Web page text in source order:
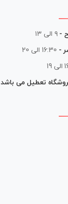
- ۹ الی ۱۳
- 16:30 الی 20
تعطیل می باشد